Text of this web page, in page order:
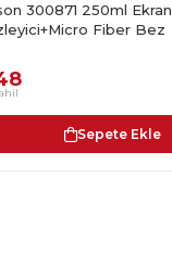
300871 250ml Ekran
Fiber Bez
Sepete Ekle